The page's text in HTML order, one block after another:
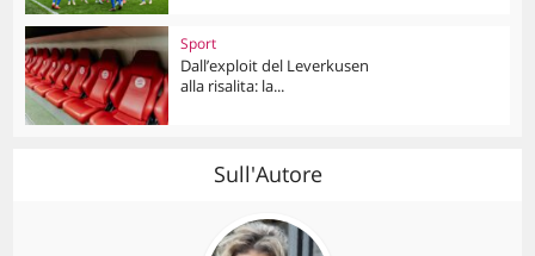
Sport
Dall’exploit del Leverkusen
alla risalita: la...
Sull'Autore